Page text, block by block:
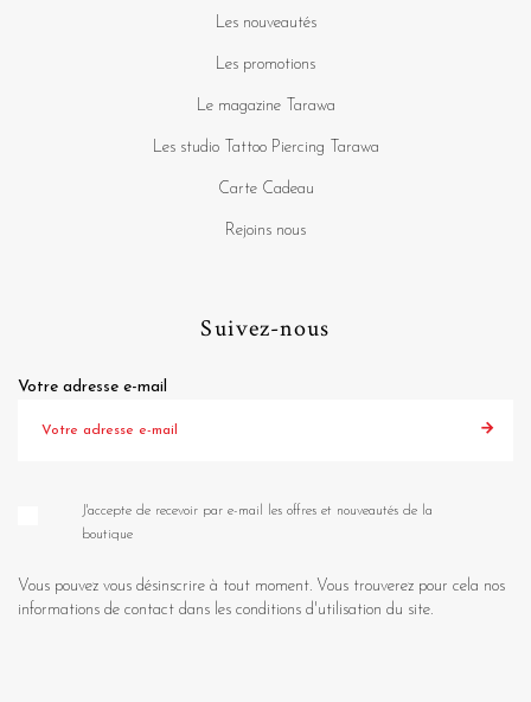
Les nouveautés
Les promotions
Le magazine Tarawa
Les studio Tattoo Piercing Tarawa
Carte Cadeau
Rejoins nous
Suivez-nous
Votre adresse e-mail
J'accepte de recevoir par e-mail les offres et nouveautés de la
boutique
Vous pouvez vous désinscrire à tout moment. Vous trouverez pour cela nos
informations de contact dans les conditions d'utilisation du site.